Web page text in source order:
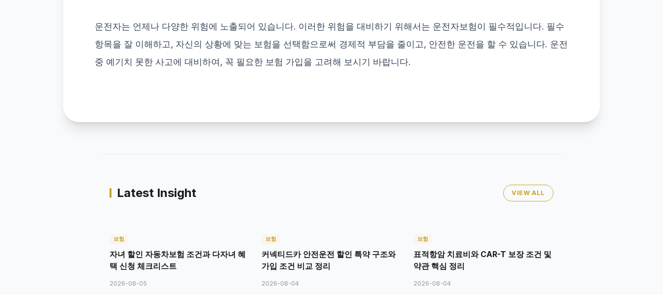
운전자는 언제나 다양한 위험에 노출되어 있습니다. 이러한 위험을 대비하기 위해서는 운전자보험이 필수적입니다. 필수
항목을 잘 이해하고, 자신의 상황에 맞는 보험을 선택함으로써 경제적 부담을 줄이고, 안전한 운전을 할 수 있습니다. 운전
중 예기치 못한 사고에 대비하여, 꼭 필요한 보험 가입을 고려해 보시기 바랍니다.
Latest Insight VIEW ALL
보험
자녀 할인 자동차보험 조건과 다자녀 혜
택 신청 체크리스트
2026-08-05
보험
커넥티드카 안전운전 할인 특약 구조와
가입 조건 비교 정리
2026-08-04
보험
표적항암 치료비와 CAR-T 보장 조건 및
약관 핵심 정리
2026-08-04